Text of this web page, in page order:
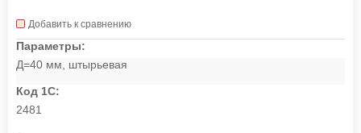
Добавить к сравнению
Параметры:
Д=40 мм, штырьевая
Код 1С:
2481